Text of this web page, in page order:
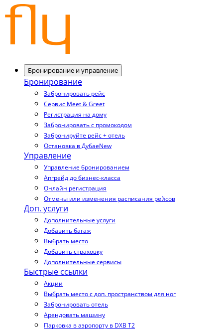
Бронирование и управление
Бронирование
Забронировать рейс
Сервис Meet & Greet
Регистрация на дому
Забронировать с промокодом
Забронируйте рейс + отель
Остановка в ДубаеNew
Управление
Управление бронированием
Апгрейд до бизнес-класса
Онлайн регистрация
Отмены или изменения расписания рейсов
Доп. услуги
Дополнительные услуги
Добавить багаж
Выбрать место
Добавить страховку
Дополнительные сервисы
Быстрые ссылки
Акции
Выбрать место с доп. пространством для ног
Забронировать отель
Арендовать машину
Парковка в аэропорту в DXB T2